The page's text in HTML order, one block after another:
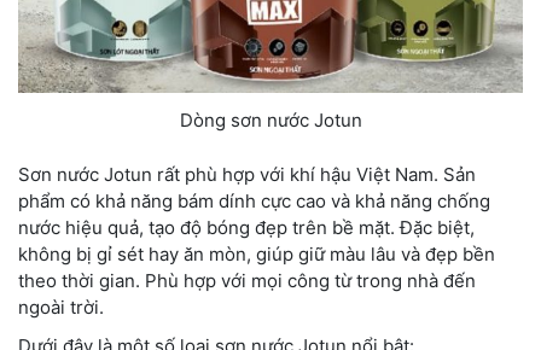
Dòng sơn nước Jotun
Sơn nước Jotun rất phù hợp với khí hậu Việt Nam. Sản
phẩm có khả năng bám dính cực cao và khả năng chống
nước hiệu quả, tạo độ bóng đẹp trên bề mặt. Đặc biệt,
không bị gỉ sét hay ăn mòn, giúp giữ màu lâu và đẹp bền
theo thời gian. Phù hợp với mọi công từ trong nhà đến
ngoài trời.
Dưới đây là một số loại sơn nước Jotun nổi bật: